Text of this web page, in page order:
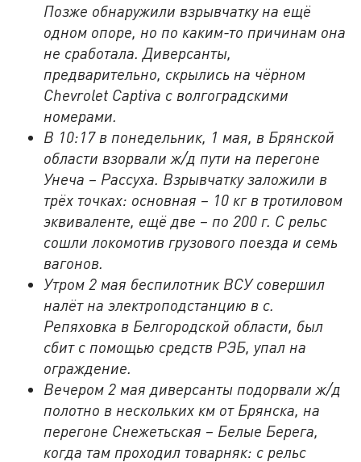
Позже обнаружили взрывчатку на ещё
одном опоре, но по каким-то причинам она
не сработала. Диверсанты,
предварительно, скрылись на чёрном
Chevrolet Captiva с волгоградскими
номерами.
В 10:17 в понедельник, 1 мая, в Брянской
области взорвали ж/д пути на перегоне
Унеча – Рассуха. Взрывчатку заложили в
трёх точках: основная – 10 кг в тротиловом
эквиваленте, ещё две – по 200 г. С рельс
сошли локомотив грузового поезда и семь
вагонов.
Утром 2 мая беспилотник ВСУ совершил
налёт на электроподстанцию в с.
Репяховка в Белгородской области, был
сбит с помощью средств РЭБ, упал на
ограждение.
Вечером 2 мая диверсанты подорвали ж/д
полотно в нескольких км от Брянска, на
перегоне Снежетьская – Белые Берега,
когда там проходил товарняк: с рельс